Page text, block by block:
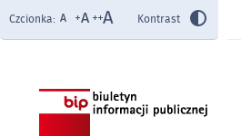
Czcionka: Kontrast